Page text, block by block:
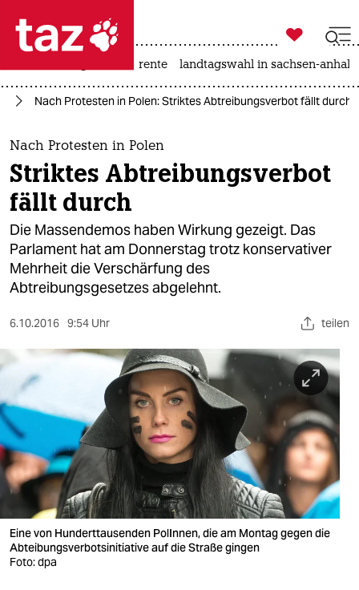
 taz zahl ich
taz zahl ich
themen
politik
öko
gesellschaft
kultur
sport
berlin
nord
wahrheit
verlag
verlag
veranstaltungen
shop

taz zahl ich
rente landtagswahl in sachsen-anhalt
Nach Protesten in Polen: Striktes Abtreibungsverbot fällt durch
Nach Protesten in Polen
Striktes Abtreibungsverbot
fällt durch
Die Massendemos haben Wirkung gezeigt. Das
Parlament hat am Donnerstag trotz konservativer
Mehrheit die Verschärfung des
Abtreibungsgesetzes abgelehnt.
6.10.2016 9:54 Uhr teilen
Eine von Hunderttausenden PolInnen, die am Montag gegen die
Abteibungsverbotsinitiative auf die Straße gingen
Foto: dpa